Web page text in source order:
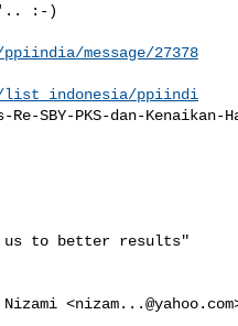
:-)
message/27378
ppiindi
SBY-PKS-dan-Kenaikan-
<nizam...@yahoo.com